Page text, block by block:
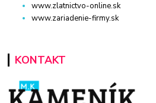
www.zlatnictvo-online.sk
www.zariadenie-firmy.sk
KONTAKT